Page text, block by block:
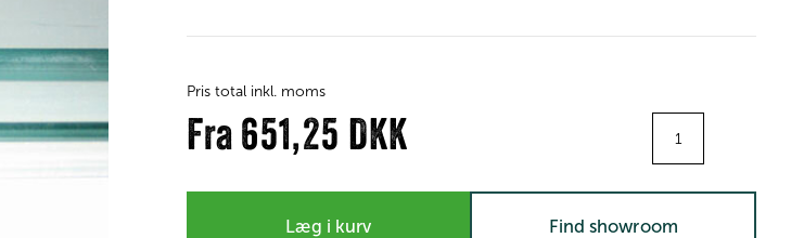
Pris total inkl. moms
Fra 651,25 DKK
Læg i kurv Find showroom